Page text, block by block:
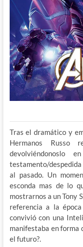
Tras el dramático y
Hermanos
testamento/despedida
al pasado. Un
esconda mas de lo
mostrarnos a un Tony
referencia a la
convivió con una
manifestaba en forma
el futuro?.